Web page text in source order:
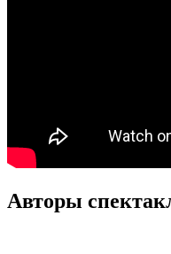
Авторы